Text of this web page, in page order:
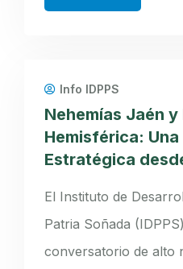
Info IDPPS
Nehemías Jaén
Hemisférica:
Estratégica
El Instituto de
Patria Soñada
conversatorio de alto